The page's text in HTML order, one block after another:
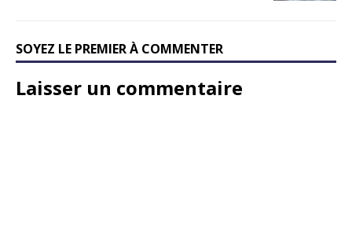
SOYEZ LE PREMIER À COMMENTER
Laisser un commentaire